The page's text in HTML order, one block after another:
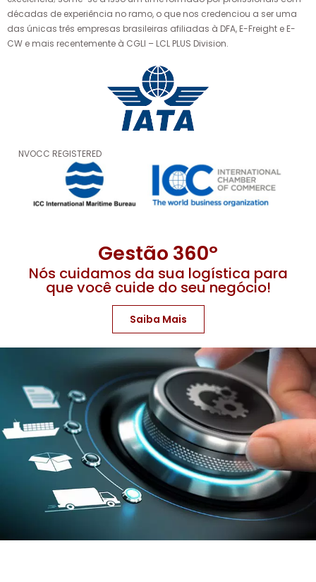
décadas de experiência no ramo, o que nos credenciou a ser uma
das únicas três empresas brasileiras afiliadas à DFA, E-Freight e E-
CW e mais recentemente à CGLI – LCL PLUS Division.
NVOCC REGISTERED
Gestão 360º
Nós cuidamos da sua logística para
que você cuide do seu negócio!
Saiba Mais